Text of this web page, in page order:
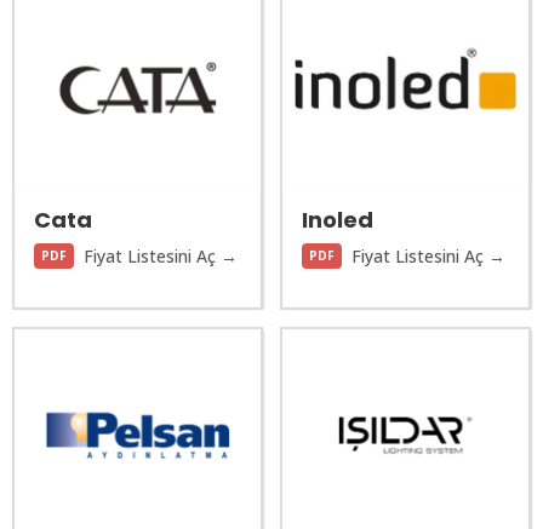
Cata
PDF Fiyat Listesini Aç →
Inoled
PDF Fiyat Listesini Aç →